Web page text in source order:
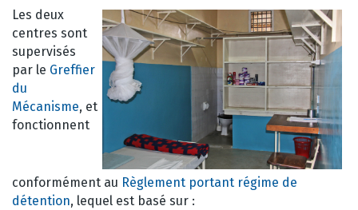
Les deux
centres sont
supervisés
par le Greffier
du
Mécanisme, et
fonctionnent
conformément au Règlement portant régime de
détention, lequel est basé sur :